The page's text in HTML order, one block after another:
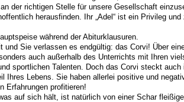
der richtigen Stelle für unsere Gesellschaft
herausfinden. Ihr „Adel“ ist ein Privileg
während der Abiturklausuren.
und Sie verlassen es endgültig: das Corvi! Über
auch außerhalb des Unterrichts mit Ihren
sportlichen Talenten. Doch das Corvi steckt
Ihres Lebens. Sie haben allerlei positive und
Erfahrungen profitieren!
auf sich hält, ist natürlich von einer Schar